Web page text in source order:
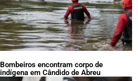
Bombeiros encontram corpo de
indígena em Cândido de Abreu